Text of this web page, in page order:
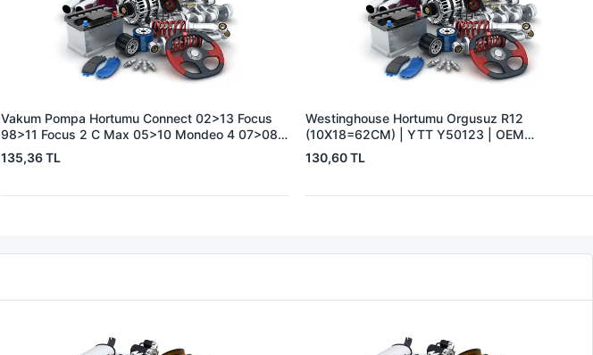
Vakum Pompa Hortumu Connect 02>13 Focus
98>11 Focus 2 C Max 05>10 Mondeo 4 07>08
1,8TDCI | YTT Y40224 | OEM 3S4Q2B047AB
135,36 TL
Westinghouse Hortumu Orgusuz R12
(10X18=62CM) | YTT Y50123 | OEM
7700575128
130,60 TL